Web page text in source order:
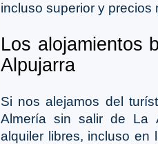
incluso superior y precios
Los alojamientos
Alpujarra
Si nos alejamos del
Almería sin salir de La
alquiler libres, incluso